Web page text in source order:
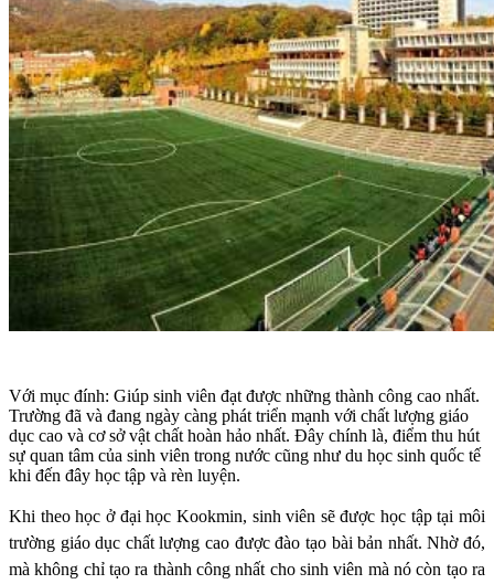
Với mục đính: Giúp sinh viên đạt được những thành công cao nhất.
Trường đã và đang ngày càng phát triển mạnh với chất lượng giáo
dục cao và cơ sở vật chất hoàn hảo nhất. Đây chính là, điểm thu hút
sự quan tâm của sinh viên trong nước cũng như du học sinh quốc tế
khi đến đây học tập và rèn luyện.
Khi theo học ở đại học Kookmin, sinh viên sẽ được học tập tại môi
trường giáo dục chất lượng cao được đào tạo bài bản nhất. Nhờ đó,
mà không chỉ tạo ra thành công nhất cho sinh viên mà nó còn tạo ra